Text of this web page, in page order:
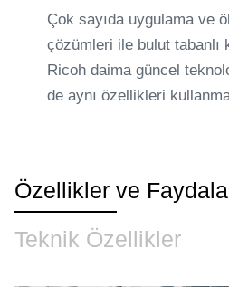
Çok sayıda uygulama ve
çözümleri ile bulut tabanlı
Ricoh daima güncel
de aynı özellikleri
Özellikler ve
Teknik Özellikler